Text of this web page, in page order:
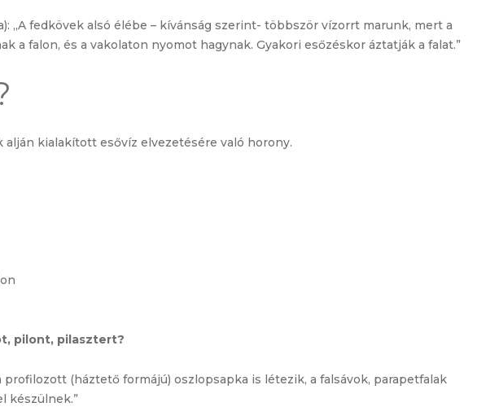
„A fedkövek alsó élébe – kívánság szerint- többször vízorrt marunk, mert a
a falon, és a vakolaton nyomot hagynak. Gyakori esőzéskor áztatják a falat.”
alján kialakított esővíz elvezetésére való horony.
pilont, pilasztert?
profilozott (háztető formájú) oszlopsapka is létezik, a falsávok, parapetfalak
készülnek.”